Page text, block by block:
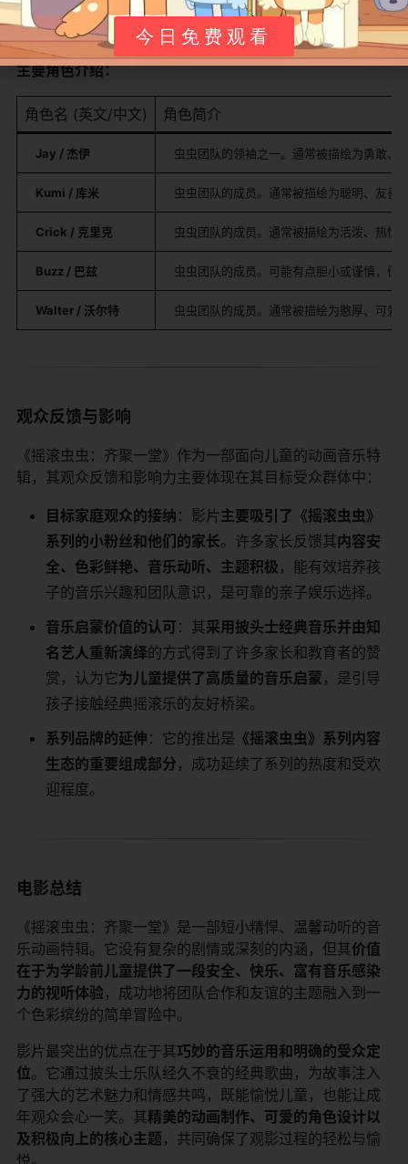
了成长和更深厚的友谊。影片很可能在欢乐、圆满的氛围
中结束，强调参与过程比最终名次更重要。
​主要角色介绍：​
角色名 (英文/中文) 角色简介
​Jay / 杰伊​ 虫虫团队的领袖之一。通常被描绘为勇敢、
​Kumi / 库米​ 虫虫团队的成员。通常被描绘为聪明、友善
​Crick / 克里克​ 虫虫团队的成员。通常被描绘为活泼、热情
​Buzz / 巴兹​ 虫虫团队的成员。可能有点胆小或谨慎，但
​Walter / 沃尔特​ 虫虫团队的成员。通常被描绘为憨厚、可爱
观众反馈与影响
《摇滚虫虫：齐聚一堂》作为一部面向儿童的动画音乐特
辑，其观众反馈和影响力主要体现在其目标受众群体中：
​目标家庭观众的接纳​ ​：影片​ ​主要吸引了《摇滚虫虫》
系列的小粉丝和他们的家长​​。许多家长反馈其​​内容安
全、色彩鲜艳、音乐动听、主题积极​ ​，能有效培养孩
子的音乐兴趣和团队意识，是可靠的亲子娱乐选择。
​音乐启蒙价值的认可​ ​：其​​采用披头士经典音乐并由知
名艺人重新演绎​​的方式得到了许多家长和教育者的赞
赏，认为它​​为儿童提供了高质量的音乐启蒙​ ​，是引导
孩子接触经典摇滚乐的友好桥梁。
​系列品牌的延伸​ ​：它的推出是​ ​《摇滚虫虫》系列内容
生态的重要组成部分​ ​，成功延续了系列的热度和受欢
迎程度。
电影总结
《摇滚虫虫：齐聚一堂》是一部短小精悍、温馨动听的音
乐动画特辑。它没有复杂的剧情或深刻的内涵，但其​​价值
在于为学龄前儿童提供了一段安全、快乐、富有音乐感染
力的视听体验​ ​，成功地将团队合作和友谊的主题融入到一
个色彩缤纷的简单冒险中。
影片最突出的优点在于其​​巧妙的音乐运用和明确的受众定
位​​。它通过披头士乐队经久不衰的经典歌曲，为故事注入
了强大的艺术魅力和情感共鸣，既能愉悦儿童，也能让成
年观众会心一笑。其​​精美的动画制作、可爱的角色设计以
及积极向上的核心主题​ ​，共同确保了观影过程的轻松与愉
悦。
今日免费观看